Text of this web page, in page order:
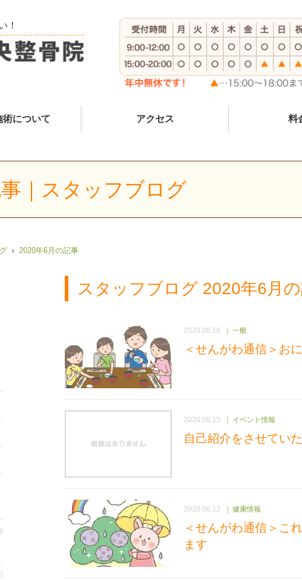
！
術について アクセス 料
｜スタッフブログ
2020年6月の記事
スタッフブログ 2020年6月
2020.06.18 一般
＜せんがわ通信＞お
2020.06.15 イベント情報
自己紹介をさせてい
2020.06.12 健康情報
＜せんがわ通信＞こ
ます